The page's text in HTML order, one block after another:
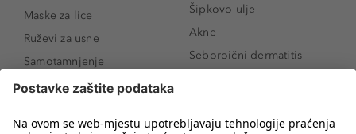
Maske za lice
Ruževi za usne
Samotamnjenje
Puderi
Proizvodi za obrve
Šipkovo ulje
Akne
Seboroični dermatitis
Novo